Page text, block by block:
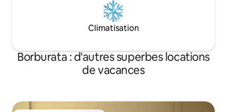
Climatisation
Borburata : d'autres superbes locations
de vacances